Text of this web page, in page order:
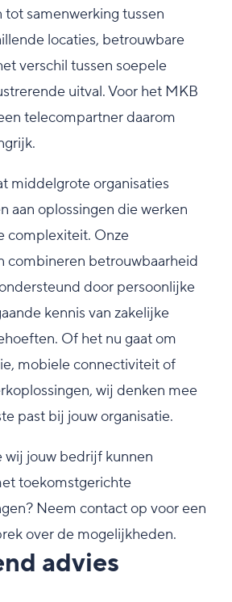
tot samenwerking tussen
locaties, betrouwbare
verschil tussen soepele
uitval. Voor het MKB
telecompartner daarom
middelgrote organisaties
aan oplossingen die werken
complexiteit. Onze
combineren betrouwbaarheid
door persoonlijke
kennis van zakelijke
Of het nu gaat om
mobiele connectiviteit of
wij denken mee
past bij jouw organisatie.
wij jouw bedrijf kunnen
toekomstgerichte
Neem contact op voor een
over de mogelijkheden.
advies